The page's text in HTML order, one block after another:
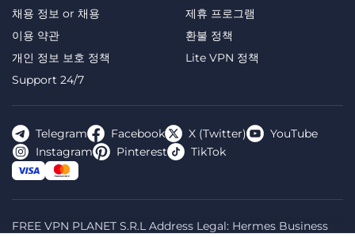
채용 정보 or 채용
제휴 프로그램
이용 약관
환불 정책
개인 정보 보호 정책
Lite VPN 정책
Support 24/7
Telegram Facebook X (Twitter)
YouTube
Instagram
Pinterest TikTok
FREE VPN PLANET S.R.L Address Legal: Hermes Business